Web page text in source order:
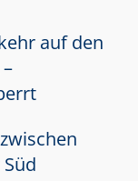
auf den